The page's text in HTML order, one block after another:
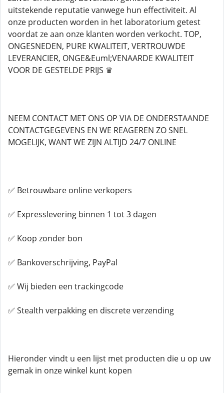
uitstekende reputatie vanwege hun effectiviteit. Al
onze producten worden in het laboratorium getest
voordat ze aan onze klanten worden verkocht. TOP,
ONGESNEDEN, PURE KWALITEIT, VERTROUWDE
LEVERANCIER, ONGE&Euml;VENAARDE KWALITEIT
VOOR DE GESTELDE PRIJS ♛
NEEM CONTACT MET ONS OP VIA DE ONDERSTAANDE
CONTACTGEGEVENS EN WE REAGEREN ZO SNEL
MOGELIJK, WANT WE ZIJN ALTIJD 24/7 ONLINE
✅ Betrouwbare online verkopers
✅ Expresslevering binnen 1 tot 3 dagen
✅ Koop zonder bon
✅ Bankoverschrijving, PayPal
✅ Wij bieden een trackingcode
✅ Stealth verpakking en discrete verzending
Hieronder vindt u een lijst met producten die u op uw
gemak in onze winkel kunt kopen